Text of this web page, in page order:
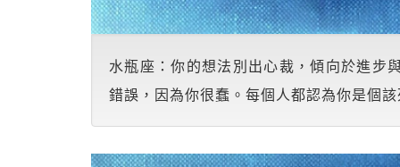
水瓶座：你的想法別出心裁，傾向於進步
錯誤，因為你很蠢。每個人都認為你是個